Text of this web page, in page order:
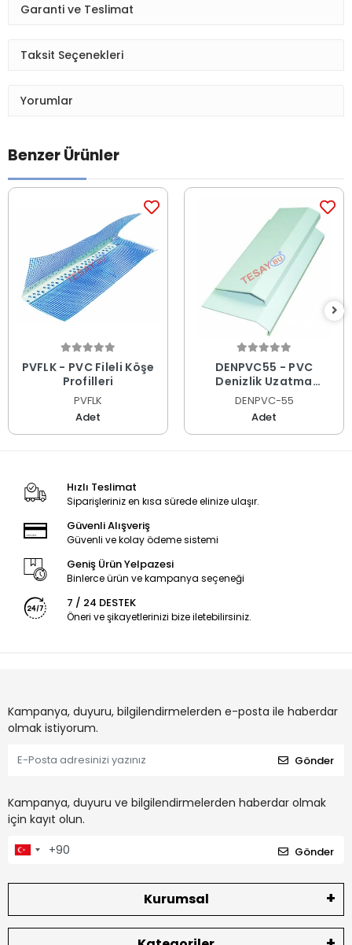
Garanti ve Teslimat
Taksit Seçenekleri
Yorumlar
Benzer Ürünler
PVFLK - PVC Fileli Köşe
Profilleri
PVFLK
Adet
DENPVC55 - PVC
Denizlik Uzatma
Profilleri
DENPVC-55
Adet
Hızlı Teslimat
Siparişleriniz en kısa sürede elinize ulaşır.
Güvenli Alışveriş
Güvenli ve kolay ödeme sistemi
Geniş Ürün Yelpazesi
Binlerce ürün ve kampanya seçeneği
7 / 24 DESTEK
Öneri ve şikayetlerinizi bize iletebilirsiniz.
Kampanya, duyuru, bilgilendirmelerden e-posta ile haberdar
olmak istiyorum.
Gönder
Kampanya, duyuru ve bilgilendirmelerden haberdar olmak
için kayıt olun.
Gönder
Kurumsal